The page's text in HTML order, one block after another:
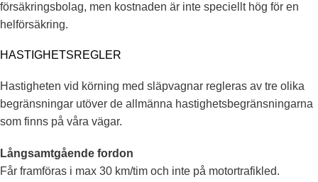
försäkringsbolag, men kostnaden är inte speciellt hög för en
helförsäkring.
HASTIGHETSREGLER
Hastigheten vid körning med släpvagnar regleras av tre olika
begränsningar utöver de allmänna hastighetsbegränsningarna
som finns på våra vägar.
Långsamtgående fordon
Får framföras i max 30 km/tim och inte på motortrafikled.